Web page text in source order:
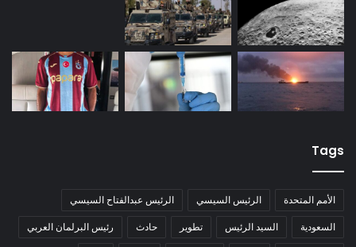
Tags
الأمم المتحدة الرئيس السيسي الرئيس عبدالفتاح السيسي
السعودية السيد الرئيس تطوير حادث رئيس البرلمان العربي